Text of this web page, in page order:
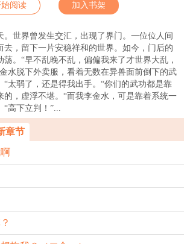
阅读 加入书架
。世界曾发生交汇，出现了界门。一位位人间
去，留下一片安稳祥和的世界。如今，门后的
。“早不乱晚不乱，偏偏我来了才世界大乱，
水脱下外卖服，看着无数在异兽面前倒下的武
“太弱了，还是得我出手。“你们的武功都是靠
的，虚浮不堪。“而我李金水，可是靠着系统一
“高下立判！”...
章节